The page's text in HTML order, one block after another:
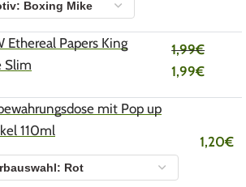
Ethereal Papers King
Slim
1,99€
1,99€
mit Pop up
110ml
1,20€